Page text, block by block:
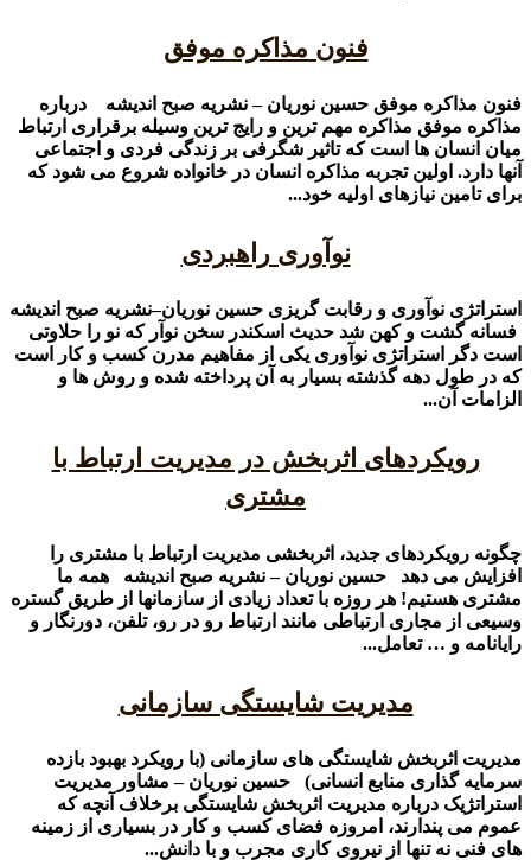
فنون مذاکره موفق
فنون مذاکره موفق حسین نوریان – نشریه صبح اندیشه درباره
مذاکره موفق مذاکره مهم ترین و رایج ترین وسیله برقراری ارتباط
میان انسان ها است که تاثیر شگرفی بر زندگی فردی و اجتماعی
آنها دارد. اولین تجربه مذاکره انسان در خانواده شروع می شود که
برای تامین نیازهای اولیه خود...
نوآوری راهبردی
استراتژی نوآوری و رقابت گریزی حسین نوریان–نشریه صبح اندیشه
فسانه گشت و کهن شد حدیث اسکندر سخن نوآر که نو را حلاوتی
است دگر استراتژی نوآوری یکی از مفاهیم مدرن کسب و کار است
که در طول دهه گذشته بسیار به آن پرداخته شده و روش ها و
الزامات آن...
رویکردهای اثربخش در مدیریت ارتباط با
مشتری
چگونه رویکردهای جدید، اثربخشی مدیریت ارتباط با مشتری را
افزایش می دهد حسین نوریان – نشریه صبح اندیشه همه ما
مشتری هستیم! هر روزه با تعداد زیادی از سازمانها از طریق گستره
وسیعی از مجاری ارتباطی مانند ارتباط رو در رو، تلفن، دورنگار و
رایانامه و … تعامل...
مدیریت شایستگی سازمانی
مدیریت اثربخش شایستگی های سازمانی (با رویکرد بهبود بازده
سرمایه گذاری منابع انسانی) حسین نوریان – مشاور مدیریت
استراتژیک درباره مدیریت اثربخش شایستگی برخلاف آنچه که
عموم می پندارند، امروزه فضای کسب و کار در بسیاری از زمینه
های فنی نه تنها از نیروی کاری مجرب و با دانش...